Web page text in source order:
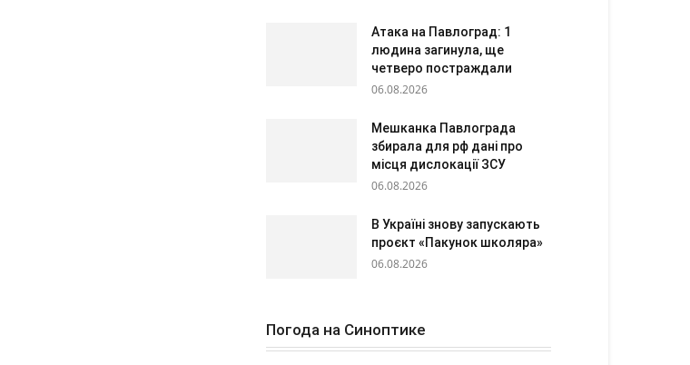
Атака на Павлоград: 1
людина загинула, ще
четверо постраждали
06.08.2026
Мешканка Павлограда
збирала для рф дані про
місця дислокації ЗСУ
06.08.2026
В Україні знову запускають
проєкт «Пакунок школяра»
06.08.2026
Погода на Синоптике